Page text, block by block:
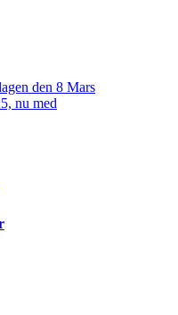
den 8 Mars
nu med